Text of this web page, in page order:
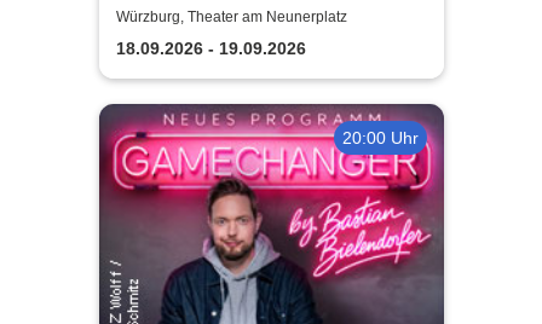
von Robert Alan | Theater am
Neunerplatz
Würzburg, Theater am Neunerplatz
18.09.2026 - 19.09.2026
20:00 Uhr